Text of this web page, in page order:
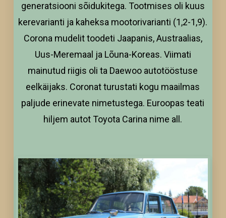
generatsiooni sõidukitega. Tootmises oli kuus
kerevarianti ja kaheksa mootorivarianti (1,2-1,9).
Corona mudelit toodeti Jaapanis, Austraalias,
Uus-Meremaal ja Lõuna-Koreas. Viimati
mainutud riigis oli ta Daewoo autotööstuse
eelkäijaks. Coronat turustati kogu maailmas
paljude erinevate nimetustega. Euroopas teati
hiljem autot Toyota Carina nime all.